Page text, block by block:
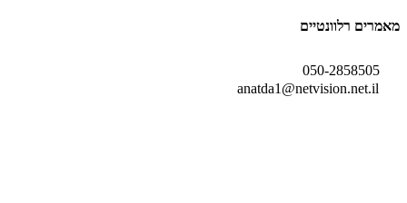
מאמרים רלוונטיים
050-2858505
anatda1@netvision.net.il